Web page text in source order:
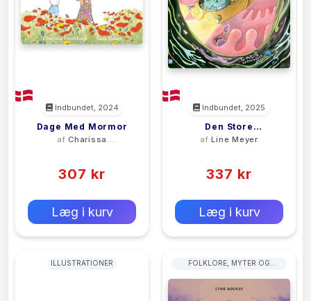
Indbundet, 2024
Dage Med Mormor
afCharissa
307 kr
Læg i kurv
Indbundet, 2025
Den Store
Pøllemission
afLine Meyer
337 kr
Læg i kurv
ILLUSTRATIONER
FOLKLORE, MYTER OG